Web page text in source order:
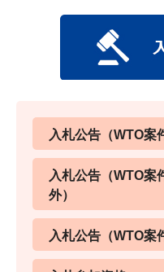
入札公告（WTO案
入札公告（WTO案
外）
入札公告（WTO案